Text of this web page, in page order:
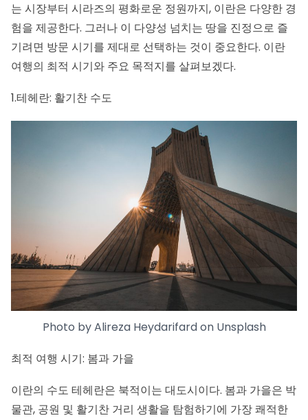
는 시장부터 시라즈의 평화로운 정원까지, 이란은 다양한 경
험을 제공한다. 그러나 이 다양성 넘치는 땅을 진정으로 즐
기려면 방문 시기를 제대로 선택하는 것이 중요한다. 이란
여행의 최적 시기와 주요 목적지를 살펴보겠다.
1.테헤란: 활기찬 수도
Photo byAlireza Heydarifardon Unsplash
최적 여행 시기: 봄과 가을
이란의 수도 테헤란은 북적이는 대도시이다. 봄과 가을은 박
물관, 공원 및 활기찬 거리 생활을 탐험하기에 가장 쾌적한